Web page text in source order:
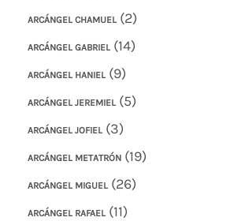
ARCÁNGEL CHAMUEL (2)
ARCÁNGEL GABRIEL (14)
ARCÁNGEL HANIEL (9)
ARCÁNGEL JEREMIEL (5)
ARCÁNGEL JOFIEL (3)
ARCÁNGEL METATRÓN (19)
ARCÁNGEL MIGUEL (26)
ARCÁNGEL RAFAEL (11)